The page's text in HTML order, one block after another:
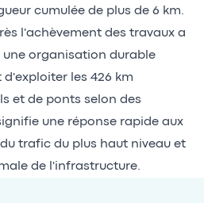
cumulée de plus de 6 km.
l'achèvement des travaux a
organisation durable
les 426 km
et de ponts selon des
une réponse rapide aux
trafic du plus haut niveau et
de l'infrastructure.